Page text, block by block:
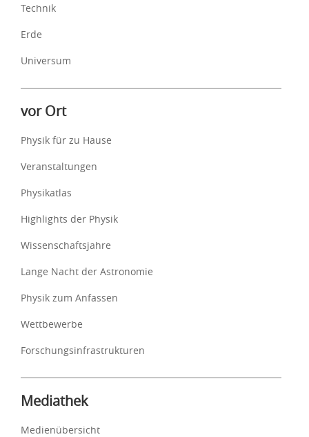
Technik
Erde
Universum
vor Ort
Physik für zu Hause
Veranstaltungen
Physikatlas
Highlights der Physik
Wissenschaftsjahre
Lange Nacht der Astronomie
Physik zum Anfassen
Wettbewerbe
Forschungsinfrastrukturen
Mediathek
Medienübersicht